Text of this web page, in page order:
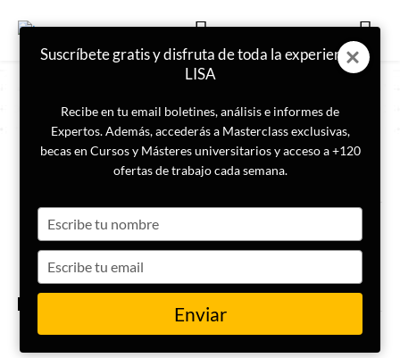
ETIQUETA
Espionaje
Contraespionaje global:
análisis estratégico y
tecnologías de vigilancia
Five Eyes: el imperio de
Suscríbete gratis y disfruta de toda la experiencia
LISA
Recibe en tu email boletines, análisis e informes de
Expertos. Además, accederás a Masterclass exclusivas,
becas en Cursos y Másteres universitarios y acceso a +120
ofertas de trabajo cada semana.
your
name
your
email
Enviar